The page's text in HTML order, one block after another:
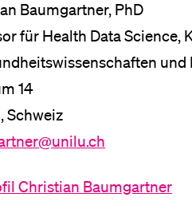
Baumgartner, PhD
für Health Data Science,
14
Schweiz
Christian Baumgartner